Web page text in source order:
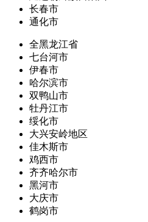
长春市
通化市
全黑龙江省
七台河市
伊春市
哈尔滨市
双鸭山市
牡丹江市
绥化市
大兴安岭地区
佳木斯市
鸡西市
齐齐哈尔市
黑河市
大庆市
鹤岗市